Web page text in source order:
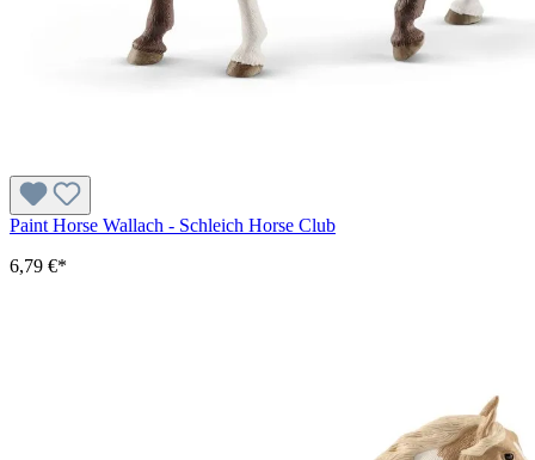
Paint Horse Wallach - Schleich Horse Club
6,79 €*